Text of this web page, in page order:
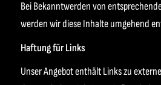
Bei Bekanntwerden von
werden wir diese Inhalte umgehend
Haftung für Links
Unser Angebot enthält Links zu